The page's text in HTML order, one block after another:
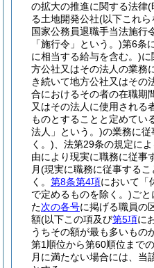
の拡大の推進に関する法律(
る土地開発公社(以下これら
国家公務員退職手当法施行
「施行令」という。)第6条
に相当する給与を含む。)に
方公社又はその法人の業務
き続いて地方公社又はその
合におけるその者の在職期
又はその法人に使用される
ものとすることと定めてい
法人」という。)の業務に従
く。) 、法第29条の規定に
由により現実に職務に従事
月(現実に職務に従事する
く。 第8条第4項において「
で定めるものを除く。)ご
た次の各号に掲げる職員の
額(以下この項及び第5項に
うちその額が最も多いもの
第1順位から第60順位まで
月に満たない場合には、当